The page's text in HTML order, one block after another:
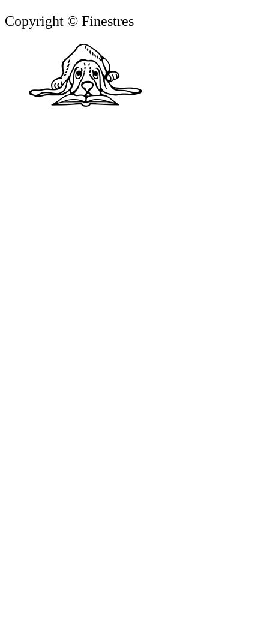
Copyright © Finestres